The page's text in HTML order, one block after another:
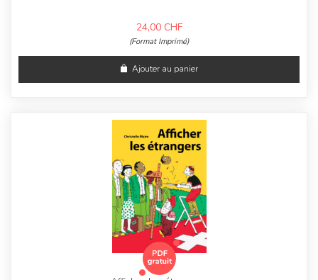
24,00 CHF
(Format Imprimé)
Ajouter au panier